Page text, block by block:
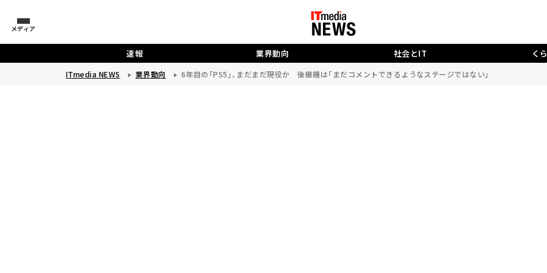
メディア
速報 業界動向 社会とIT く
ITmedia NEWS 業界動向 6年目の「PS5」、まだまだ現役か 後継機は「まだコメントできるようなステージではない」